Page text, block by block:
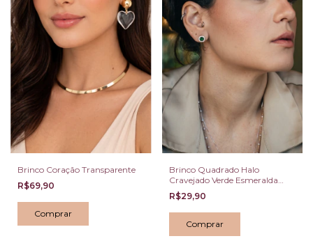
Brinco Coração Transparente
R$69,90
Brinco Quadrado Halo
Cravejado Verde Esmeralda
Prateado
R$29,90